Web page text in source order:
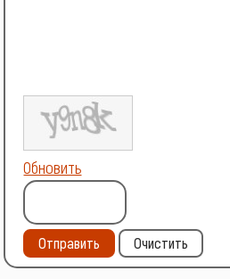
Обновить
Отправить Очистить